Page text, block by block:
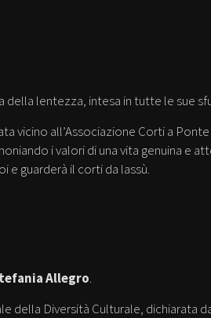
lentezza, intesa in tutte le sue
vicino all’Associazione Corti a
i valori di una vita genuina e
e guarderà il corti da lassù.
Allegro.
della Diversità Culturale, dichiarata